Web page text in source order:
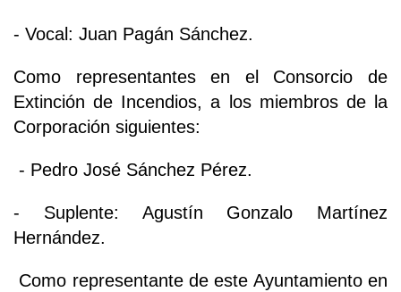
- Vocal: Juan Pagán Sánchez.
Como representantes en el Consorcio de
Extinción de Incendios, a los miembros de la
Corporación siguientes:
- Pedro José Sánchez Pérez.
- Suplente: Agustín Gonzalo Martínez
Hernández.
Como representante de este Ayuntamiento en